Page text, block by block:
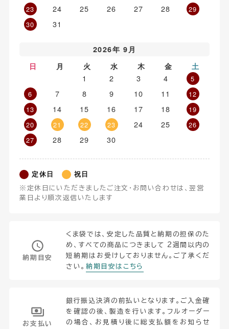
23 24 25 26 27 28
29
30
31
2026年 9月
日
月 火 水 木 金 土
1 2 3 4
5
6
7 8 9 10 11
12
13
14 15 16 17 18
19
20
21 22 23 24 25
26
27
28 29 30
定休日 祝日
※定休日にいただきましたご注文・お問い合わせは、翌営
業日より順次返信いたします
納期目安
くま袋では、安定した品質と納期の担保のた
め、すべての商品につきまして 2週間以内の
短納期はお受けしておりません。ご了承くだ
さい。納期目安はこちら
お支払い
銀行振込決済の前払いとなります。ご入金確
を確認の後、製造を行います。フルオーダー
の場合、お見積り後に総支払額をお知らせ